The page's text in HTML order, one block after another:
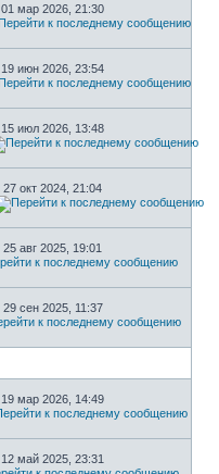
01 мар 2026, 21:30
19 июн 2026, 23:54
15 июл 2026, 13:48
27 окт 2024, 21:04
25 авг 2025, 19:01
29 сен 2025, 11:37
19 мар 2026, 14:49
12 май 2025, 23:31